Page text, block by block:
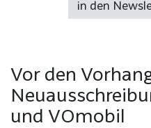
in den
Vor den
und VOmobil